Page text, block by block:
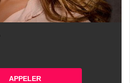
APPELER